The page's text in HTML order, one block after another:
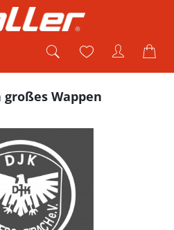
großes Wappen